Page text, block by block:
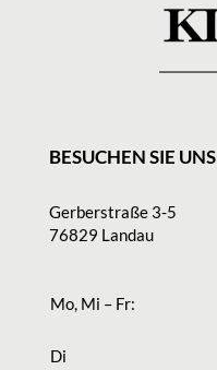
BESUCHEN SIE UNS
Gerberstraße 3-5
76829 Landau
Mo, Mi – Fr:
Di